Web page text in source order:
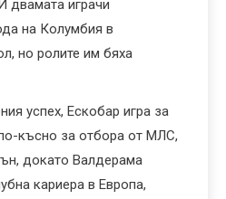
двамата играчи
на Колумбия в
но ролите им бяха
успех, Ескобар игра за
късно за отбора от МЛС,
докато Валдерама
кариера в Европа,